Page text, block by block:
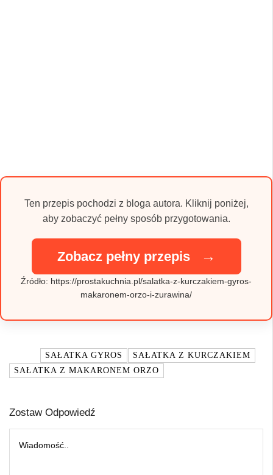
Ten przepis pochodzi z bloga autora. Kliknij poniżej,
aby zobaczyć pełny sposób przygotowania.
Zobacz pełny przepis →
Źródło: https://prostakuchnia.pl/salatka-z-kurczakiem-gyros-
makaronem-orzo-i-zurawina/
SAŁATKA GYROS
SAŁATKA Z KURCZAKIEM
SAŁATKA Z MAKARONEM ORZO
Zostaw Odpowiedź